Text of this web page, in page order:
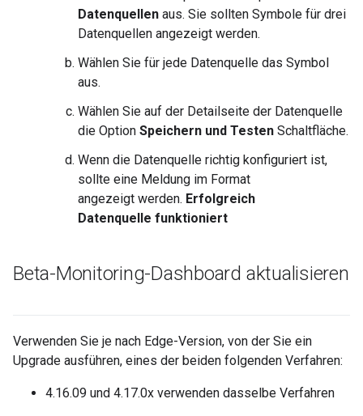
Datenquellen aus. Sie sollten Symbole für drei
Datenquellen angezeigt werden.
Wählen Sie für jede Datenquelle das Symbol
aus.
Wählen Sie auf der Detailseite der Datenquelle
die Option Speichern und Testen Schaltfläche.
Wenn die Datenquelle richtig konfiguriert ist,
sollte eine Meldung im Format
angezeigt werden. Erfolgreich
Datenquelle funktioniert
Beta-Monitoring-Dashboard aktualisieren
Verwenden Sie je nach Edge-Version, von der Sie ein
Upgrade ausführen, eines der beiden folgenden Verfahren:
4.16.09 und 4.17.0x verwenden dasselbe Verfahren